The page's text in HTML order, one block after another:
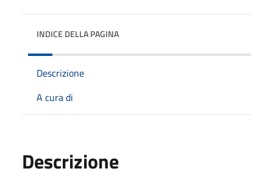
INDICE DELLA PAGINA
Descrizione
A cura di
Descrizione